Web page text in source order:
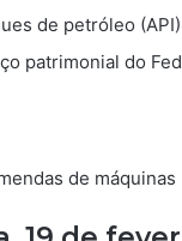
de petróleo
patrimonial do
de máquinas